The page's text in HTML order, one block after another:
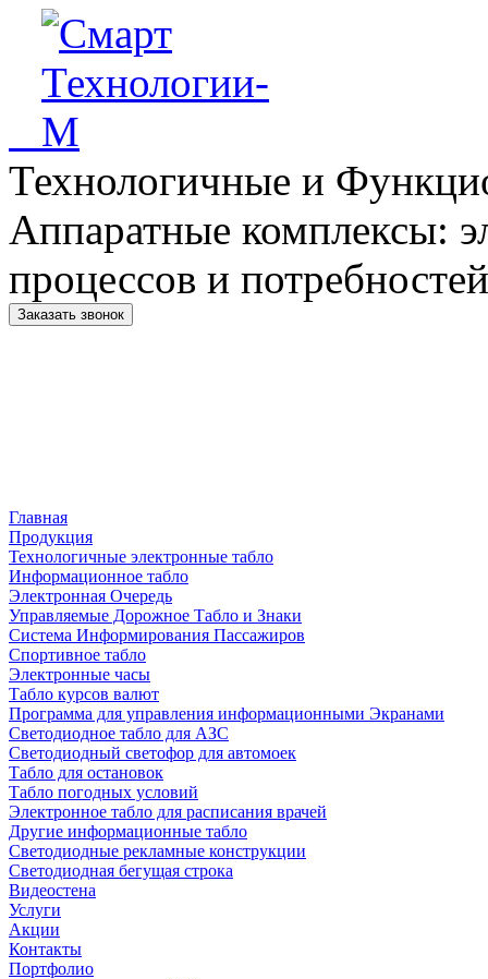
Технологичные и
Аппаратные комплексы:
процессов и
Заказать звонок
Главная
Продукция
Технологичные электронные табло
Информационное табло
Электронная Очередь
Управляемые Дорожное Табло и Знаки
Система Информирования Пассажиров
Спортивное табло
Электронные часы
Табло курсов валют
Программа для управления информационными Экранами
Светодиодное табло для АЗС
Светодиодный светофор для автомоек
Табло для остановок
Табло погодных условий
Электронное табло для расписания врачей
Другие информационные табло
Светодиодные рекламные конструкции
Светодиодная бегущая строка
Видеостена
Услуги
Акции
Контакты
Портфолио